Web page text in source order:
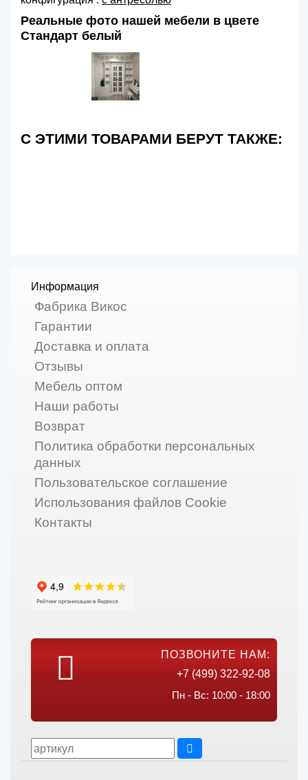
Реальные фото нашей мебели в цвете
Стандарт белый
С ЭТИМИ ТОВАРАМИ БЕРУТ ТАКЖЕ:
Информация
Фабрика Викос
Гарантии
Доставка и оплата
Отзывы
Мебель оптом
Наши работы
Возврат
Политика обработки персональных
данных
Пользовательское соглашение
Использования файлов Cookie
Контакты
ПОЗВОНИТЕ НАМ:
+7 (499) 322-92-08
Пн - Вс: 10:00 - 18:00